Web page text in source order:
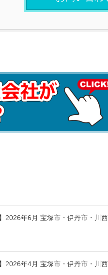
2026年6月 宝塚市・伊丹市・川
2026年4月 宝塚市・伊丹市・川